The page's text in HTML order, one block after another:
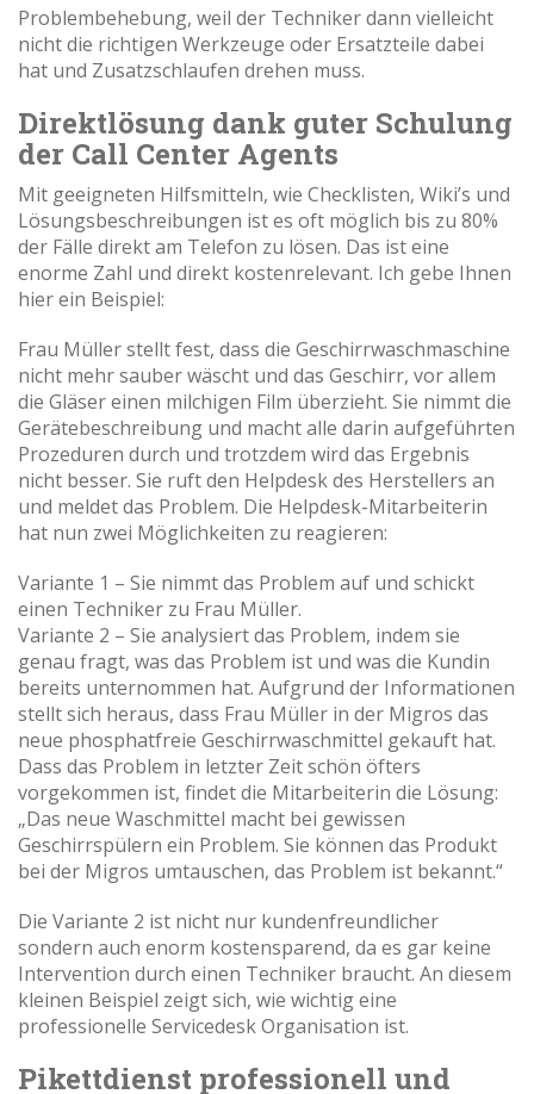
Problembehebung, weil der Techniker dann vielleicht
nicht die richtigen Werkzeuge oder Ersatzteile dabei
hat und Zusatzschlaufen drehen muss.
Direktlösung dank guter Schulung
der Call Center Agents
Mit geeigneten Hilfsmitteln, wie Checklisten, Wiki’s und
Lösungsbeschreibungen ist es oft möglich bis zu 80%
der Fälle direkt am Telefon zu lösen. Das ist eine
enorme Zahl und direkt kostenrelevant. Ich gebe Ihnen
hier ein Beispiel:
Frau Müller stellt fest, dass die Geschirrwaschmaschine
nicht mehr sauber wäscht und das Geschirr, vor allem
die Gläser einen milchigen Film überzieht. Sie nimmt die
Gerätebeschreibung und macht alle darin aufgeführten
Prozeduren durch und trotzdem wird das Ergebnis
nicht besser. Sie ruft den Helpdesk des Herstellers an
und meldet das Problem. Die Helpdesk-Mitarbeiterin
hat nun zwei Möglichkeiten zu reagieren:
Variante 1 – Sie nimmt das Problem auf und schickt
einen Techniker zu Frau Müller.
Variante 2 – Sie analysiert das Problem, indem sie
genau fragt, was das Problem ist und was die Kundin
bereits unternommen hat. Aufgrund der Informationen
stellt sich heraus, dass Frau Müller in der Migros das
neue phosphatfreie Geschirrwaschmittel gekauft hat.
Dass das Problem in letzter Zeit schön öfters
vorgekommen ist, findet die Mitarbeiterin die Lösung:
„Das neue Waschmittel macht bei gewissen
Geschirrspülern ein Problem. Sie können das Produkt
bei der Migros umtauschen, das Problem ist bekannt.“
Die Variante 2 ist nicht nur kundenfreundlicher
sondern auch enorm kostensparend, da es gar keine
Intervention durch einen Techniker braucht. An diesem
kleinen Beispiel zeigt sich, wie wichtig eine
professionelle Servicedesk Organisation ist.
Pikettdienst professionell und